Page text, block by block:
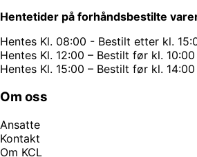
Hentetider på forhåndsbestilte
Hentes Kl. 08:00 - Bestilt etter kl.
Hentes Kl. 12:00 – Bestilt før kl. 10:00
Hentes Kl. 15:00 – Bestilt før kl. 14:00
Om oss
Ansatte
Kontakt
Om KCL